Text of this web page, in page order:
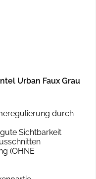
Urban Faux Grau
durch
Sichtbarkeit
(OHNE